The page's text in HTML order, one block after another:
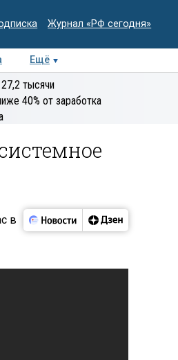
Журнал «РФ сегодня»
Ещё
экспертиза
тысячи
40% от заработка
в